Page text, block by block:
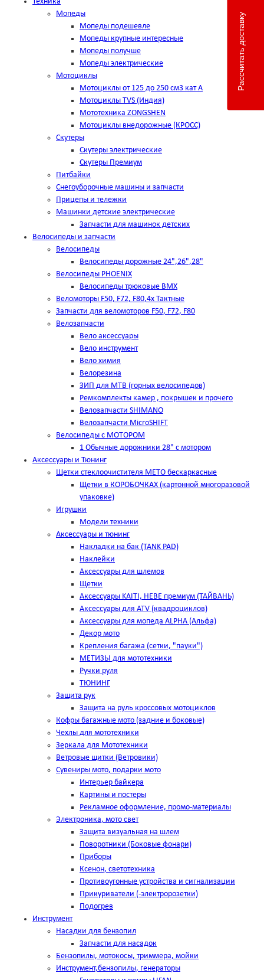
Мопеды
Мопеды подешевле
Мопеды крупные интересные
Мопеды получше
Мопеды электрические
Мотоциклы
Мотоциклы от 125 до 250 см3 кат А
Мотоциклы TVS (Индия)
Мототехника ZONGSHEN
Мотоциклы внедорожные (КРОСС)
Скутеры
Скутеры электрические
Скутеры Премиум
Питбайки
Снегоуборочные машины и запчасти
Прицепы и тележки
Машинки детские электрические
Запчасти для машинок детских
Велосипеды и запчасти
Велосипеды
Велосипеды дорожные 24",26",28"
Велосипеды PHOENIX
Велосипеды трюковые BMX
Веломоторы F50, F72, F80,4х Тактные
Запчасти для веломоторов F50, F72, F80
Велозапчасти
Вело аксессуары
Вело инструмент
Вело химия
Велорезина
ЗИП для MTB (горных велосипедов)
Ремкомплекты камер , покрышек и прочего
Велозапчасти SHIMANO
Велозапчасти MicroSHIFT
Велосипеды с МОТОРОМ
1 Обычные дорожники 28" с мотором
Аксессуары и Тюнинг
Щетки стеклоочистителя METO бескаркасные
Щетки в КОРОБОЧКАХ (картонной многоразовой
упаковке)
Игрушки
Модели техники
Аксессуары и тюнинг
Накладки на бак (TANK PAD)
Наклейки
Аксессуары для шлемов
Щетки
Аксессуары KAITI, HEBE премиум (ТАЙВАНЬ)
Аксессуары для ATV (квадроциклов)
Аксессуары для мопеда ALPHA (Альфа)
Декор мото
Крепления багажа (сетки, "пауки")
МЕТИЗЫ для мототехники
Ручки руля
ТЮНИНГ
Защита рук
Защита на руль кроссовых мотоциклов
Кофры багажные мото (задние и боковые)
Чехлы для мототехники
Зеркала для Мототехники
Ветровые щитки (Ветровики)
Сувениры мото, подарки мото
Интерьер байкера
Картины и постеры
Рекламное оформление, промо-материалы
Электроника, мото свет
Защита визуальная на шлем
Поворотники (Боковые фонари)
Приборы
Ксенон, светотехника
Противоугонные устройства и сигнализации
Прикуриватели (-электророзетки)
Подогрев
Инструмент
Насадки для бензопил
Запчасти для насадок
Бензопилы, мотокосы, триммера, мойки
Инструмент,бензопилы, генераторы
Рассчитать доставку